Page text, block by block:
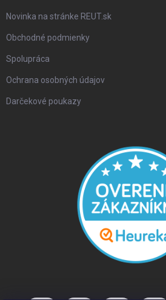
Novinka na stránke REUT.sk
Obchodné podmienky
Spolupráca
Ochrana osobných údajov
Darčekové poukazy